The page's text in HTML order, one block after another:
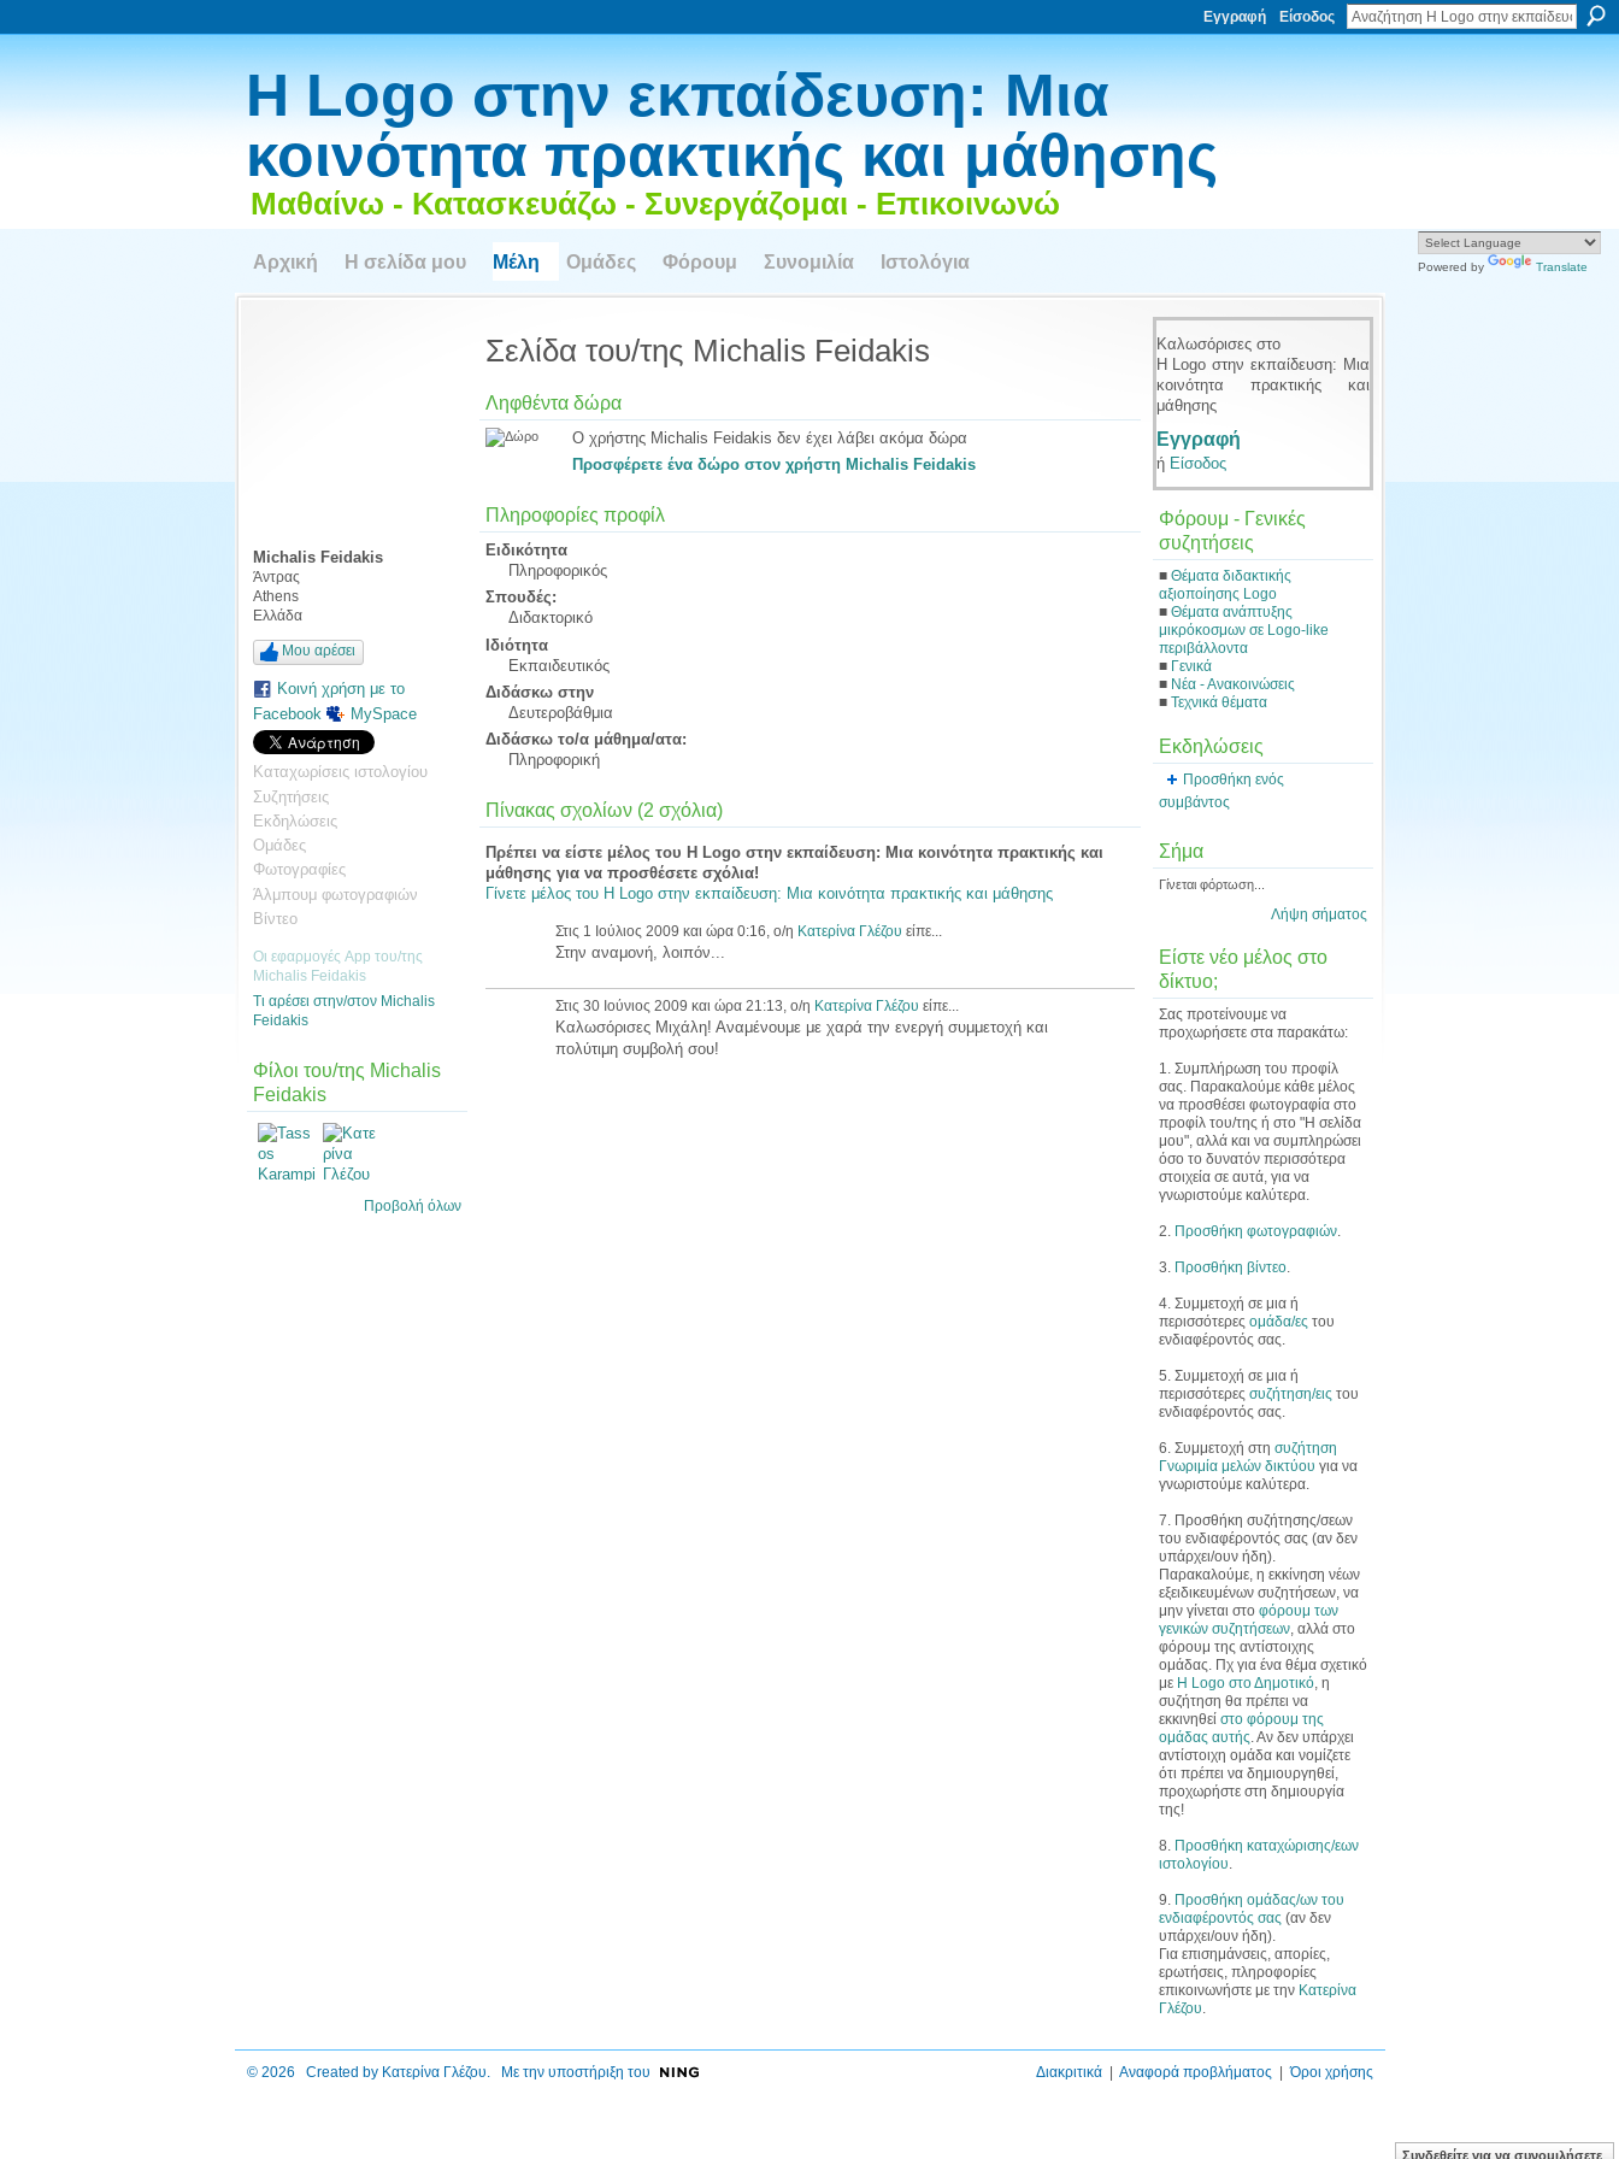
Εγγραφή Είσοδος
Η Logo στην εκπαίδευση: Μια
κοινότητα πρακτικής και μάθησης
Μαθαίνω - Κατασκευάζω - Συνεργάζομαι - Επικοινωνώ
Αρχική Η σελίδα μου Μέλη Ομάδες Φόρουμ Συνομιλία Ιστολόγια
Michalis Feidakis
Άντρας
Athens
Ελλάδα
Μου αρέσει
Κοινή χρήση με το
Facebook
MySpace
Καταχωρίσεις ιστολογίου
Συζητήσεις
Εκδηλώσεις
Ομάδες
Φωτογραφίες
Άλμπουμ φωτογραφιών
Βίντεο
Οι εφαρμογές App του/της
Michalis Feidakis
Τι αρέσει στην/στον Michalis
Feidakis
Φίλοι του/της Michalis
Feidakis
Προβολή όλων
Σελίδα του/της Michalis Feidakis
Ληφθέντα δώρα
Ο χρήστης Michalis Feidakis δεν έχει λάβει ακόμα δώρα
Προσφέρετε ένα δώρο στον χρήστη Michalis Feidakis
Πληροφορίες προφίλ
Ειδικότητα
Πληροφορικός
Σπουδές:
Διδακτορικό
Ιδιότητα
Εκπαιδευτικός
Διδάσκω στην
Δευτεροβάθμια
Διδάσκω το/α μάθημα/ατα:
Πληροφορική
Πίνακας σχολίων (2 σχόλια)
Πρέπει να είστε μέλος του Η Logo στην εκπαίδευση: Μια κοινότητα πρακτικής και
μάθησης για να προσθέσετε σχόλια!
Γίνετε μέλος του Η Logo στην εκπαίδευση: Μια κοινότητα πρακτικής και μάθησης
Στις 1 Ιούλιος 2009 και ώρα 0:16, ο/η Κατερίνα Γλέζου είπε...
Στην αναμονή, λοιπόν...
Στις 30 Ιούνιος 2009 και ώρα 21:13, ο/η Κατερίνα Γλέζου είπε...
Καλωσόρισες Μιχάλη! Αναμένουμε με χαρά την ενεργή συμμετοχή και
πολύτιμη συμβολή σου!
Καλωσόρισες στο
Η Logo στην εκπαίδευση: Μια
κοινότητα πρακτικής και
μάθησης
Εγγραφή
ή Είσοδος
Φόρουμ - Γενικές
συζητήσεις
■ Θέματα διδακτικής
αξιοποίησης Logo
■ Θέματα ανάπτυξης
μικρόκοσμων σε Logo-like
περιβάλλοντα
■ Γενικά
■ Νέα - Ανακοινώσεις
■ Τεχνικά θέματα
Εκδηλώσεις
Προσθήκη ενός
συμβάντος
Σήμα
Γίνεται φόρτωση...
Λήψη σήματος
Είστε νέο μέλος στο
δίκτυο;
Σας προτείνουμε να
προχωρήσετε στα παρακάτω:
1. Συμπλήρωση του προφίλ
σας. Παρακαλούμε κάθε μέλος
να προσθέσει φωτογραφία στο
προφίλ του/της ή στο "Η σελίδα
μου", αλλά και να συμπληρώσει
όσο το δυνατόν περισσότερα
στοιχεία σε αυτά, για να
γνωριστούμε καλύτερα.
2. Προσθήκη φωτογραφιών.
3. Προσθήκη βίντεο.
4. Συμμετοχή σε μια ή
περισσότερες ομάδα/ες του
ενδιαφέροντός σας.
5. Συμμετοχή σε μια ή
περισσότερες συζήτηση/εις του
ενδιαφέροντός σας.
6. Συμμετοχή στη συζήτηση
Γνωριμία μελών δικτύου για να
γνωριστούμε καλύτερα.
7. Προσθήκη συζήτησης/σεων
του ενδιαφέροντός σας (αν δεν
υπάρχει/ουν ήδη).
Παρακαλούμε, η εκκίνηση νέων
εξειδικευμένων συζητήσεων, να
μην γίνεται στο φόρουμ των
γενικών συζητήσεων, αλλά στο
φόρουμ της αντίστοιχης
ομάδας. Πχ για ένα θέμα σχετικό
με Η Logo στο Δημοτικό, η
συζήτηση θα πρέπει να
εκκινηθεί στο φόρουμ της
ομάδας αυτής . Αν δεν υπάρχει
αντίστοιχη ομάδα και νομίζετε
ότι πρέπει να δημιουργηθεί,
προχωρήστε στη δημιουργία
της!
8. Προσθήκη καταχώρισης/εων
ιστολογίου
9. Προσθήκη ομάδας/ων του
ενδιαφέροντός σας (αν δεν
υπάρχει/ουν ήδη).
Για επισημάνσεις, απορίες,
ερωτήσεις, πληροφορίες
επικοινωνήστε με την Κατερίνα
Γλέζου
© 2026 Created by Κατερίνα Γλέζου . Με την υποστήριξη του Διακριτικά| Αναφορά προβλήματος |Όροι χρήσης
Συνδεθείτε για να συνομιλήσετε
Powered by Translate